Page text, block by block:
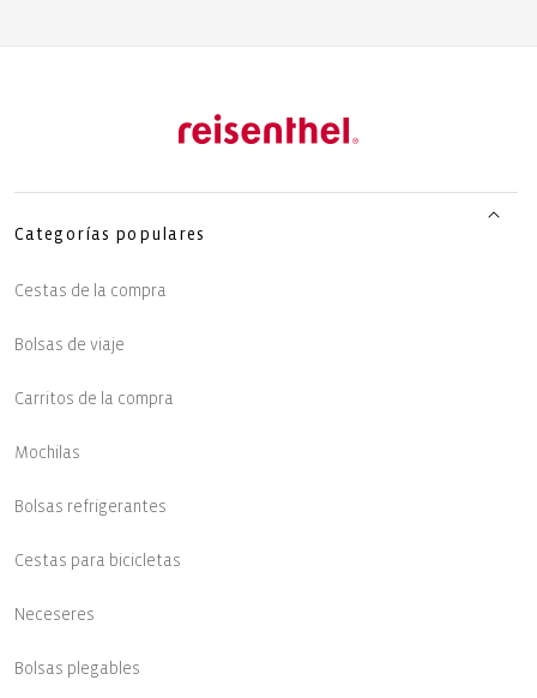
Categorías populares
Cestas de la compra
Bolsas de viaje
Carritos de la compra
Mochilas
Bolsas refrigerantes
Cestas para bicicletas
Neceseres
Bolsas plegables